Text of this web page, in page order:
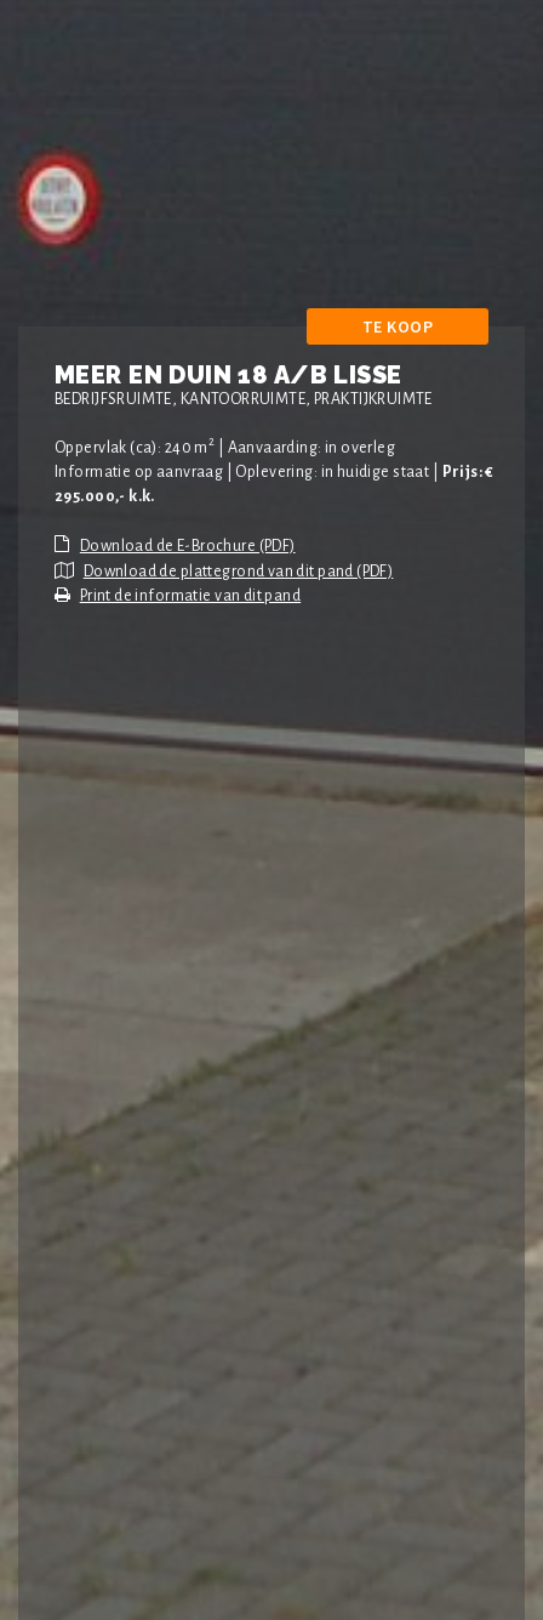
TE KOOP
MEER EN DUIN 18 A/B LISSE
BEDRIJFSRUIMTE, KANTOORRUIMTE, PRAKTIJKRUIMTE
Oppervlak (ca): 240 m 2
| Aanvaarding: in overleg
Informatie op aanvraag | Oplevering: in huidige staat |
Prijs: €
295.000,- k.k.
Download de plattegrond van dit pand (PDF)
Print de informatie van dit pand